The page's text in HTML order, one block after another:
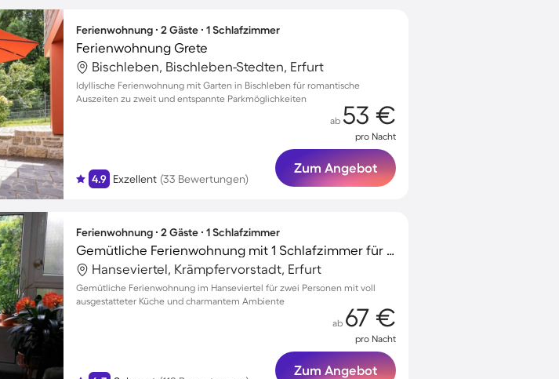
Ferienwohnung ∙ 2 Gäste ∙ 1 Schlafzimmer
Ferienwohnung Grete
Bischleben, Bischleben-Stedten, Erfurt
Idyllische Ferienwohnung mit Garten in Bischleben für romantische
Auszeiten zu zweit und entspannte Parkmöglichkeiten
4.9 Exzellent (33 Bewertungen)
ab 53 €
pro Nacht
Zum Angebot
Ferienwohnung ∙ 2 Gäste ∙ 1 Schlafzimmer
Gemütliche Ferienwohnung mit 1 Schlafzimmer für 2 Personen
Hanseviertel, Krämpfervorstadt, Erfurt
Gemütliche Ferienwohnung im Hanseviertel für zwei Personen mit voll
ausgestatteter Küche und charmantem Ambiente
ab 67 €
pro Nacht
Zum Angebot